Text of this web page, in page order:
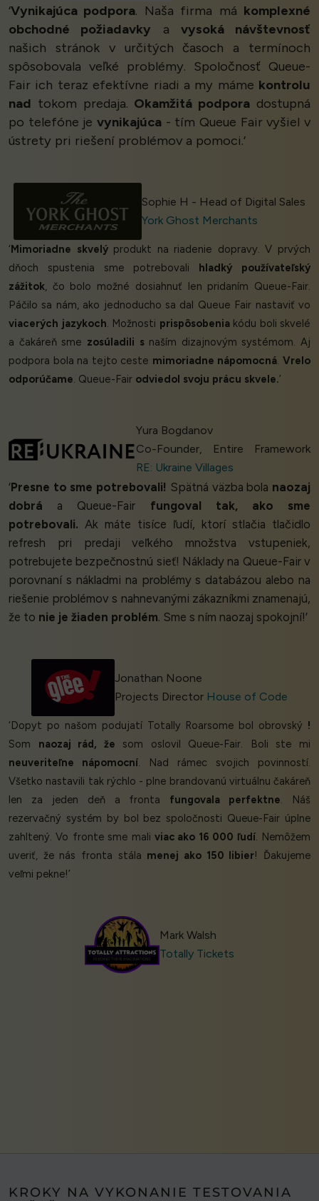
‘Vynikajúca podpora. Naša firma má komplexné
obchodné požiadavky a vysoká návštevnosť
našich stránok v určitých časoch a termínoch
spôsobovala veľké problémy. Spoločnosť Queue-
Fair ich teraz efektívne riadi a my máme kontrolu
nad tokom predaja. Okamžitá podpora dostupná
po telefóne je vynikajúca - tím Queue Fair vyšiel v
ústrety pri riešení problémov a pomoci.’
Sophie H - Head of Digital Sales
York Ghost Merchants
‘Mimoriadne skvelýprodukt na riadenie dopravy. V prvých
dňoch spustenia sme potrebovali hladký používateľský
zážitok, čo bolo možné dosiahnuť len pridaním Queue-Fair.
Páčilo sa nám, ako jednoducho sa dal Queue Fair nastaviť vo
viacerých jazykoch. Možnosti prispôsobeniakódu boli skvelé
a čakáreň sme zosúladili snaším dizajnovým systémom. Aj
podpora bola na tejto ceste mimoriadne nápomocná.Vrelo
odporúčame. Queue-Fair odviedol svoju prácu skvele.’
Yura Bogdanov
Co-Founder, Entire Framework
RE: Ukraine Villages
‘Presne to sme potrebovali! Spätná väzba bola naozaj
dobrá a Queue-Fair fungoval tak, ako sme
potrebovali. Ak máte tisíce ľudí, ktorí stlačia tlačidlo
refresh pri predaji veľkého množstva vstupeniek,
potrebujete bezpečnostnú sieť! Náklady na Queue-Fair v
porovnaní s nákladmi na problémy s databázou alebo na
riešenie problémov s nahnevanými zákazníkmi znamenajú,
že to nie je žiaden problém. Sme s ním naozaj spokojní!’
Jonathan Noone
Projects Director House of Code
‘Dopyt po našom podujatí Totally Roarsome bol obrovský !
Som naozaj rád, že som oslovil Queue-Fair. Boli ste mi
neuveriteľne nápomocní. Nad rámec svojich povinností.
Všetko nastavili tak rýchlo - plne brandovanú virtuálnu čakáreň
len za jeden deň a fronta fungovala perfektne. Náš
rezervačný systém by bol bez spoločnosti Queue-Fair úplne
zahltený. Vo fronte sme mali viac ako 16 000 ľudí. Nemôžem
uveriť, že nás fronta stála menej ako 150 libier! Ďakujeme
veľmi pekne!’
Mark Walsh
Totally Tickets
KROKY NA VYKONANIE TESTOVANIA